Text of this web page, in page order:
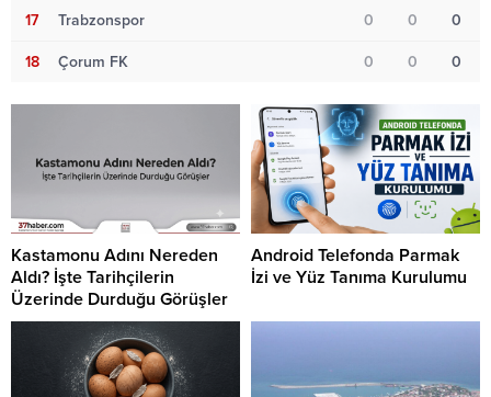
17 Trabzonspor 0 0 0
18 Çorum FK 0 0 0
Kastamonu Adını Nereden
Aldı? İşte Tarihçilerin
Üzerinde Durduğu Görüşler
Android Telefonda Parmak
İzi ve Yüz Tanıma Kurulumu